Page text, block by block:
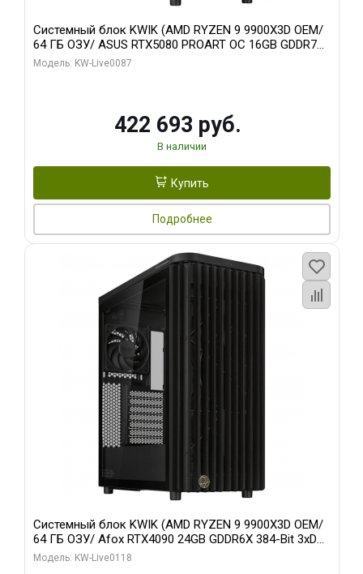
Системный блок KWIK (AMD RYZEN 9 9900X3D OEM/
64 ГБ ОЗУ/ ASUS RTX5080 PROART OC 16GB GDDR7
256bit Type-C DP 2/ 1 ТБ SSD)
Модель: KW-Live0087
422 693 руб.
В наличии
Купить
Подробнее
Системный блок KWIK (AMD RYZEN 9 9900X3D OEM/
64 ГБ ОЗУ/ Afox RTX4090 24GB GDDR6X 384-Bit 3xDP
HDMI ATX Turbo/ 960 ГБ SSD)
Модель: KW-Live0118